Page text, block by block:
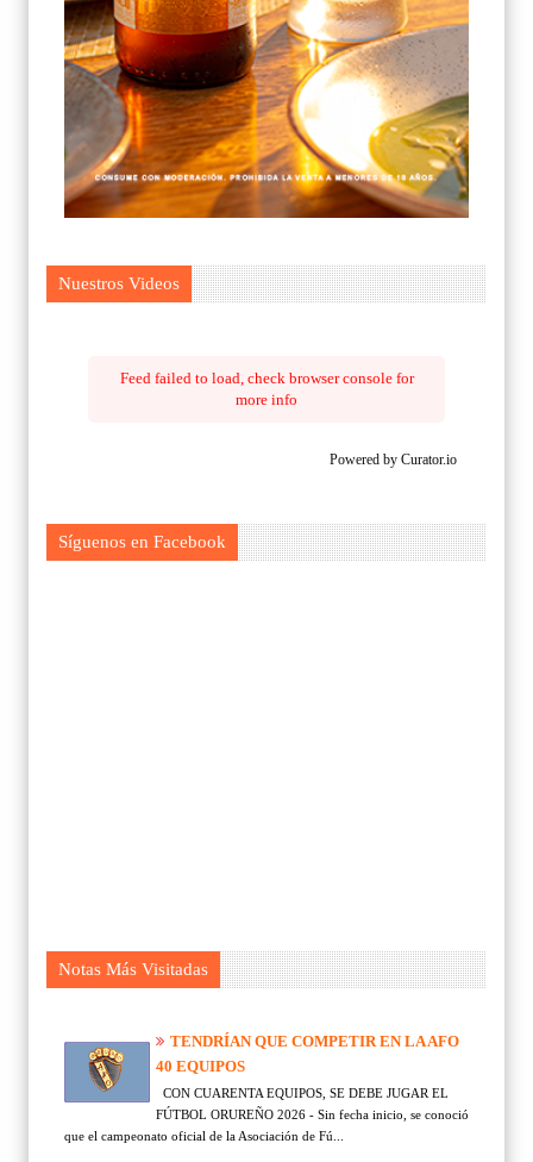
Nuestros Videos
Feed failed to load, check browser console for
more info
Powered by Curator.io
Síguenos en Facebook
Notas Más Visitadas
TENDRÍAN QUE COMPETIR EN LA AFO
40 EQUIPOS
CON CUARENTA EQUIPOS, SE DEBE JUGAR EL
FÚTBOL ORUREÑO 2026 - Sin fecha inicio, se conoció
que el campeonato oficial de la Asociación de Fú...